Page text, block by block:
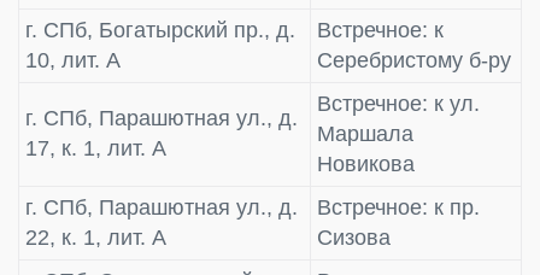
г. СПб, Богатырский пр., д.
10, лит. А
Встречное: к
Серебристому б-ру
г. СПб, Парашютная ул., д.
17, к. 1, лит. А
Встречное: к ул.
Маршала
Новикова
г. СПб, Парашютная ул., д.
22, к. 1, лит. А
Встречное: к пр.
Сизова